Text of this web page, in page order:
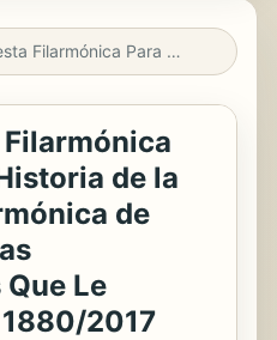
Una Orquesta Filarmónica Para Jalisco: Historia de la Orquesta Filarmónica de Jalisco Y de Las Agrupaciones Que Le Antecedieron 1880/2017
de la
de
Le
2017